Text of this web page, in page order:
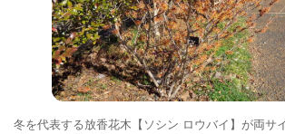
冬を代表する放香花木【ソシン ロウバイ】が両サ